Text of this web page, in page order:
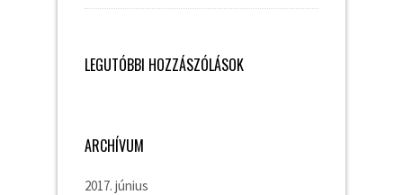
LEGUTÓBBI HOZZÁSZÓLÁSOK
ARCHÍVUM
2017. június